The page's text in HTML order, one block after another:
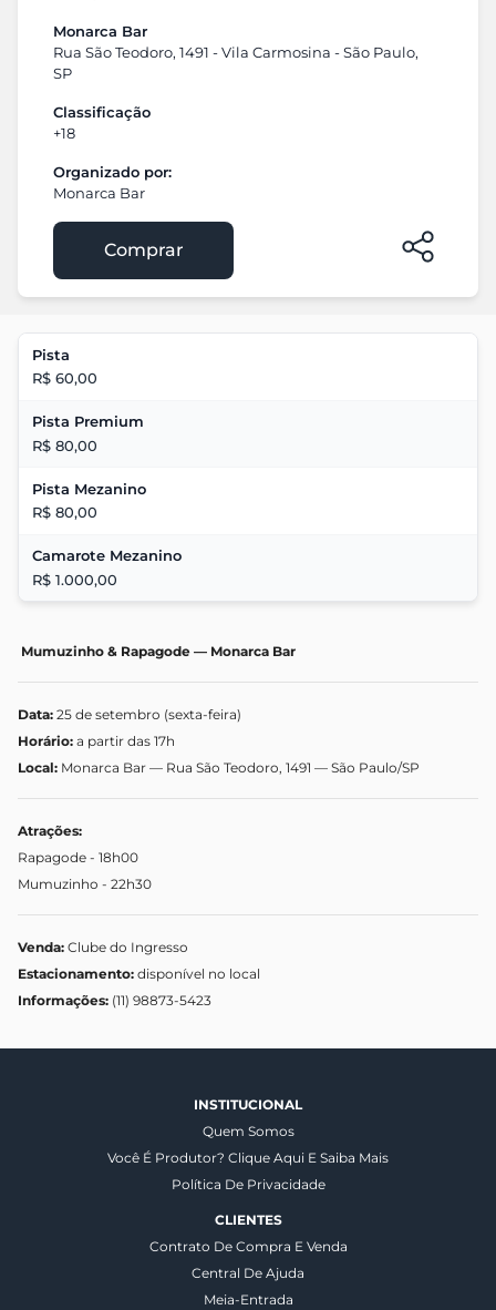
Monarca Bar
Rua São Teodoro, 1491 - Vila Carmosina - São Paulo,
SP
Classificação
+18
Organizado por:
Monarca Bar
Comprar
Pista
R$ 60,00
Pista Premium
R$ 80,00
Pista Mezanino
R$ 80,00
Camarote Mezanino
R$ 1.000,00
Mumuzinho & Rapagode — Monarca Bar
Data: 25 de setembro (sexta-feira)
Horário: a partir das 17h
Local: Monarca Bar — Rua São Teodoro, 1491 — São Paulo/SP
Atrações:
Rapagode - 18h00
Mumuzinho - 22h30
Venda: Clube do Ingresso
Estacionamento: disponível no local
Informações: (11) 98873-5423
INSTITUCIONAL
Quem Somos
Você É Produtor? Clique Aqui E Saiba Mais
Política De Privacidade
CLIENTES
Contrato De Compra E Venda
Central De Ajuda
Meia-Entrada